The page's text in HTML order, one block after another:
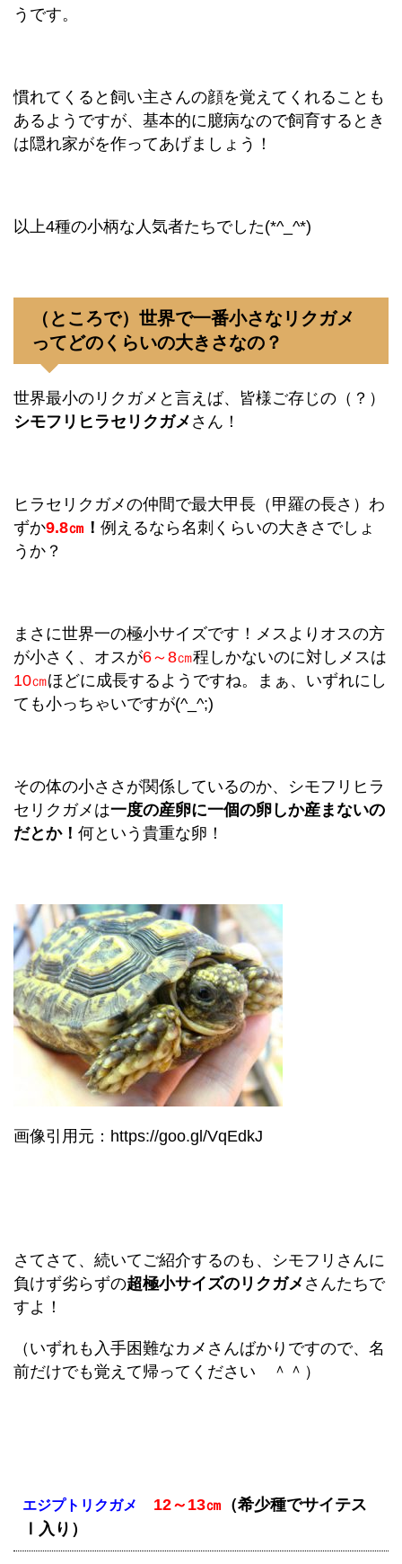
うです。
慣れてくると飼い主さんの顔を覚えてくれることも
あるようですが、基本的に臆病なので飼育するとき
は隠れ家がを作ってあげましょう！
以上4種の小柄な人気者たちでした(*^_^*)
（ところで）世界で一番小さなリクガメ
ってどのくらいの大きさなの？
世界最小のリクガメと言えば、皆様ご存じの（？）
シモフリヒラセリクガメ さん！
ヒラセリクガメの仲間で最大甲長（甲羅の長さ）わ
ずか9.8㎝ ！ 例えるなら名刺くらいの大きさでしょ
うか？
まさに世界一の極小サイズです！メスよりオスの方
が小さく、オスが6～8㎝程しかないのに対しメスは
10㎝ほどに成長するようですね。まぁ、いずれにし
ても小っちゃいですが(^_^;)
その体の小ささが関係しているのか、シモフリヒラ
セリクガメは一度の産卵に一個の卵しか産まないの
だとか！ 何という貴重な卵！
画像引用元：https://goo.gl/VqEdkJ
さてさて、続いてご紹介するのも、シモフリさんに
負けず劣らずの超極小サイズのリクガメ さんたちで
すよ！
（ いずれも入手困難なカメさんばかりですので、名
前だけでも覚えて帰ってください ＾＾ ）
エジプトリクガメ 12～13㎝ （希少種でサイテス
Ⅰ入り）